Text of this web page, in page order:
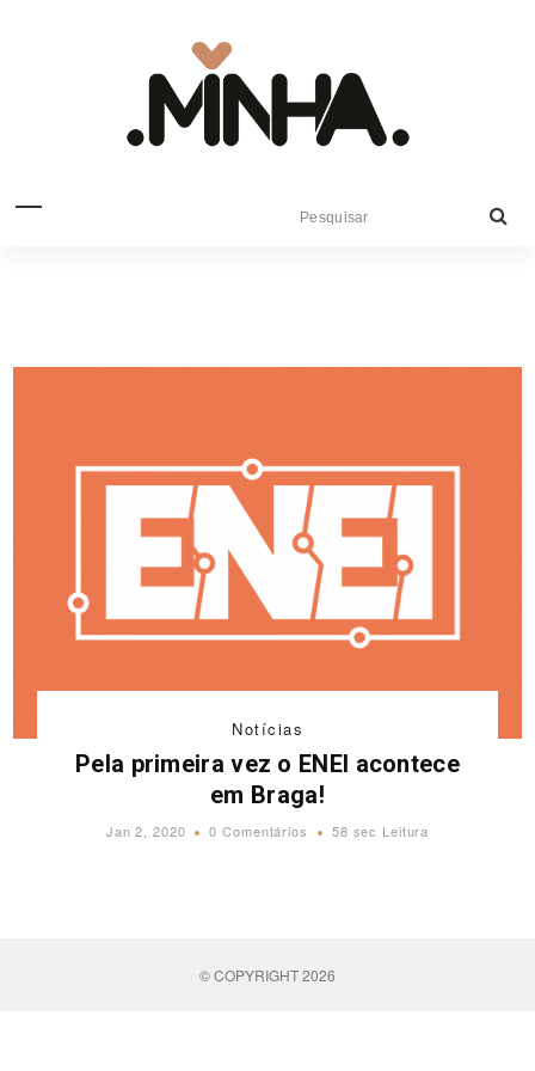
Notícias
Pela primeira vez o ENEI acontece
em Braga!
Jan 2, 2020 0 Comentários 58 sec Leitura
© COPYRIGHT 2026